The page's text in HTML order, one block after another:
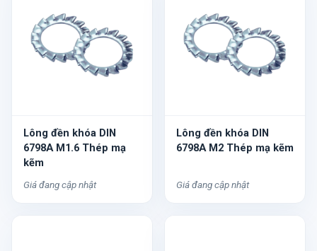
Lông đền khóa DIN
6798A M1.6 Thép mạ
kẽm
Giá đang cập nhật
Lông đền khóa DIN
6798A M2 Thép mạ kẽm
Giá đang cập nhật